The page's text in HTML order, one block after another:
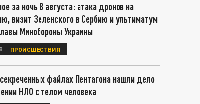
за ночь 8 августа: атака дронов на
визит Зеленского в Сербию и ультиматум
Минобороны Украины
ПРОИСШЕСТВИЯ
файлах Пентагона нашли дело
НЛО с телом человека